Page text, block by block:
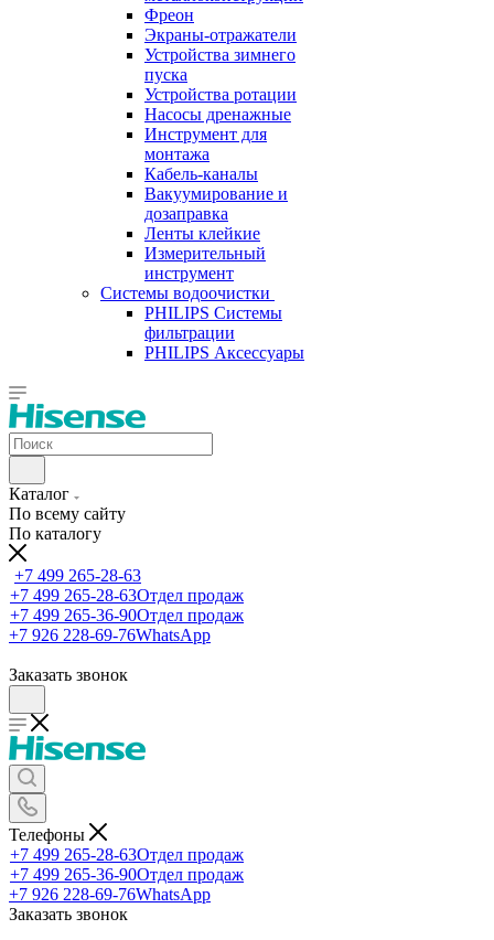
Фреон
Экраны-отражатели
Устройства зимнего
пуска
Устройства ротации
Насосы дренажные
Инструмент для
монтажа
Кабель-каналы
Вакуумирование и
дозаправка
Ленты клейкие
Измерительный
инструмент
Системы водоочистки
PHILIPS Системы
фильтрации
PHILIPS Аксессуары
Каталог
По всему сайту
По каталогу
+7 499 265-28-63
+7 499 265-28-63Отдел продаж
+7 499 265-36-90Отдел продаж
+7 926 228-69-76WhatsApp
Заказать звонок
Телефоны
+7 499 265-28-63Отдел продаж
+7 499 265-36-90Отдел продаж
+7 926 228-69-76WhatsApp
Заказать звонок